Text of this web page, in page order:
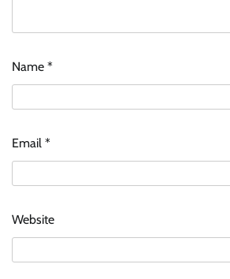
Name *
Email *
Website